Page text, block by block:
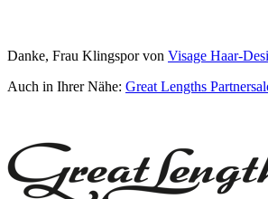
Danke, Frau Klingspor von Visage Haar-
Auch in Ihrer Nähe: Great Lengths